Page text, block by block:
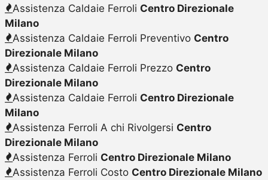
Assistenza Caldaie Ferroli Centro Direzionale
Milano
Assistenza Caldaie Ferroli Preventivo Centro
Direzionale Milano
Assistenza Caldaie Ferroli Prezzo Centro
Direzionale Milano
Assistenza Caldaie Ferroli Centro Direzionale
Milano
Assistenza Ferroli A chi Rivolgersi Centro
Direzionale Milano
Assistenza Ferroli Centro Direzionale Milano
Assistenza Ferroli Costo Centro Direzionale Milano